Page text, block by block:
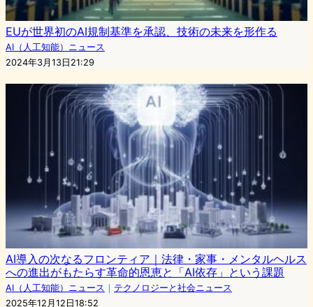
EUが世界初のAI規制基準を承認、技術の未来を形作る
AI（人工知能）ニュース
2024年3月13日21:29
AI導入の次なるフロンティア｜法律・家事・メンタルヘルス
への進出がもたらす革命的恩恵と「AI依存」という課題
AI（人工知能）ニュース ｜ テクノロジーと社会ニュース
2025年12月12日18:52